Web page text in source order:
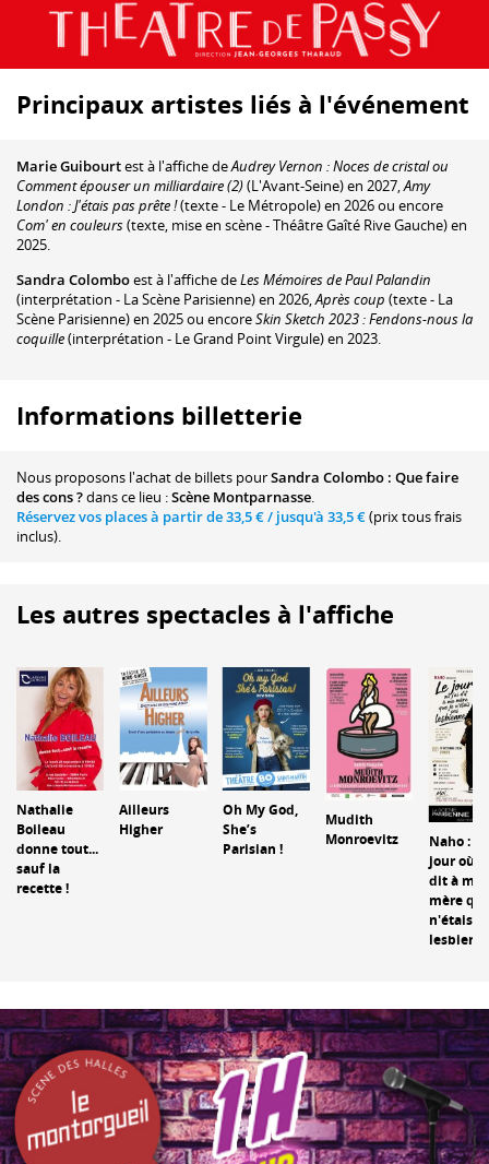
Principaux artistes liés à l'événement
Marie Guibourtest à l'affiche deAudrey Vernon : Noces de cristal ou
Comment épouser un milliardaire (2)(L'Avant-Seine) en 2027, Amy
London : J'étais pas prête !(texte - Le Métropole) en 2026 ou encore
Com' en couleurs(texte, mise en scène - Théâtre Gaîté Rive Gauche) en
2025.
Sandra Colomboest à l'affiche deLes Mémoires de Paul Palandin
(interprétation - La Scène Parisienne) en 2026,Après coup (texte - La
Scène Parisienne) en 2025 ou encoreSkin Sketch 2023 : Fendons-nous la
coquille(interprétation - Le Grand Point Virgule) en 2023.
Informations billetterie
Nous proposons l'achat de billets pourSandra Colombo : Que faire
des cons ?dans ce lieu :Scène Montparnasse.
Réservez vos places à partir de33,5 €/ jusqu'à 33,5 €(prix tous frais
inclus).
Les autres spectacles à l'affiche
Nathalie
Boileau
donne tout...
sauf la
recette !
Ailleurs
Higher
Oh My God,
She’s
Parisian !
Mudith
Monroevitz
Naho : Le
jour où
dit à ma
mère
n'étais